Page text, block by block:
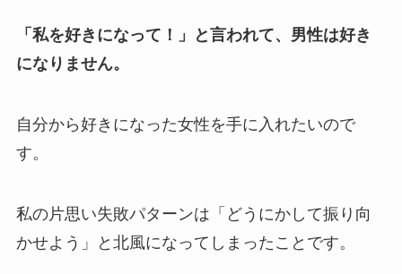
「私を好きになって！」と言われて、男性は好き
になりません。
自分から好きになった女性を手に入れたいので
す。
私の片思い失敗パターンは「どうにかして振り向
かせよう」と北風になってしまったことです。